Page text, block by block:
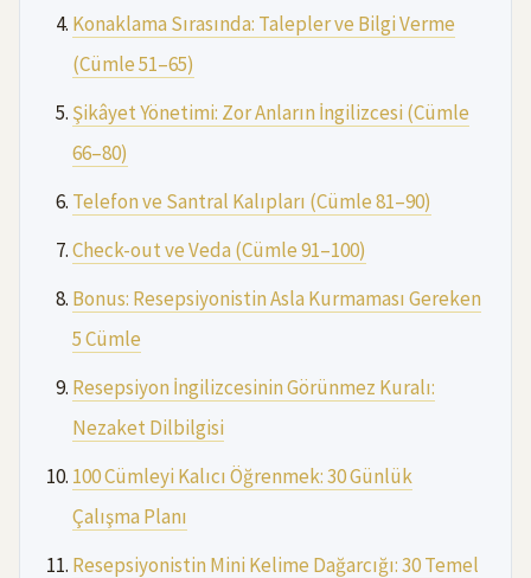
Konaklama Sırasında: Talepler ve Bilgi Verme
(Cümle 51–65)
Şikâyet Yönetimi: Zor Anların İngilizcesi (Cümle
66–80)
Telefon ve Santral Kalıpları (Cümle 81–90)
Check-out ve Veda (Cümle 91–100)
Bonus: Resepsiyonistin Asla Kurmaması Gereken
5 Cümle
Resepsiyon İngilizcesinin Görünmez Kuralı:
Nezaket Dilbilgisi
100 Cümleyi Kalıcı Öğrenmek: 30 Günlük
Çalışma Planı
Resepsiyonistin Mini Kelime Dağarcığı: 30 Temel